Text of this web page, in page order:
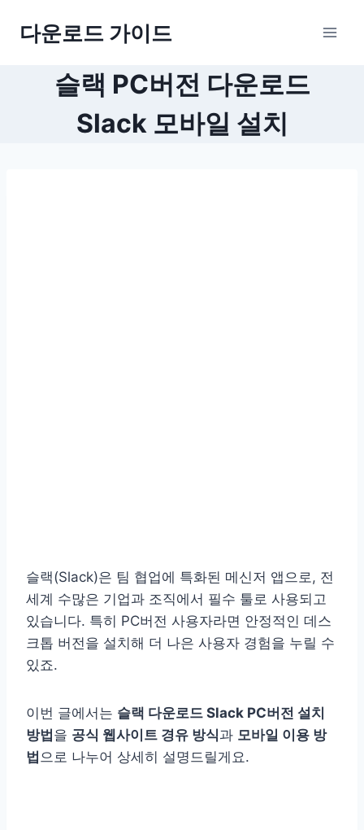
다운로드 가이드
슬랙 PC버전 다운로드
Slack 모바일 설치
슬랙(Slack)은 팀 협업에 특화된 메신저 앱으로, 전
세계 수많은 기업과 조직에서 필수 툴로 사용되고
있습니다. 특히 PC버전 사용자라면 안정적인 데스
크톱 버전을 설치해 더 나은 사용자 경험을 누릴 수
있죠.
이번 글에서는 슬랙 다운로드 Slack PC버전 설치
방법 을 공식 웹사이트 경유 방식과 모바일 이용 방
법 으로 나누어 상세히 설명드릴게요.